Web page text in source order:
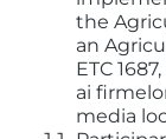
the
an
ETC
ai
media